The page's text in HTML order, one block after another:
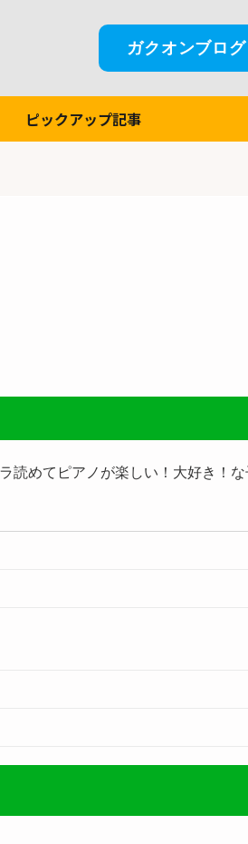
ガクオンブログ
ピックアップ記事
読めてピアノが楽しい！大好き！な